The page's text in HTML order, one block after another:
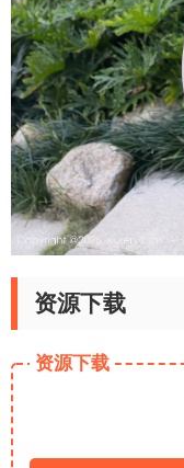
资源下载
资源下载